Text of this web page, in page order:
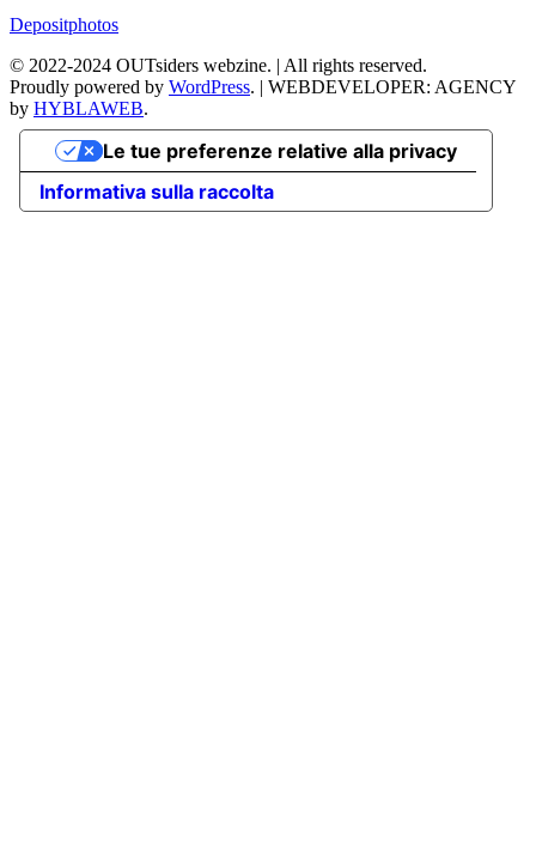
Depositphotos
© 2022-2024 OUTsiders webzine. | All rights reserved.
Proudly powered by WordPress. | WEBDEVELOPER: AGENCY
by HYBLAWEB.
Informativa sulla raccolta
Le tue preferenze relative alla privacy